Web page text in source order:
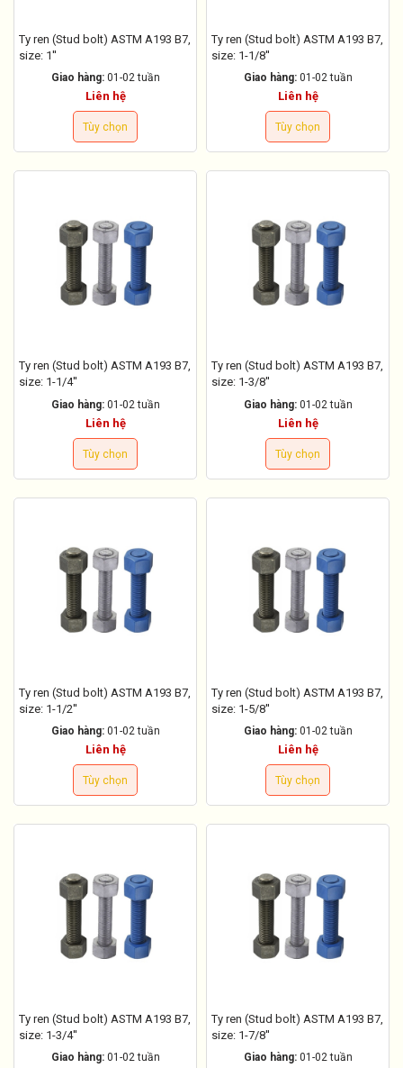
Ty ren (Stud bolt) ASTM A193 B7,
size: 1''
Giao hàng: 01-02 tuần
Liên hệ
Tùy chọn
Ty ren (Stud bolt) ASTM A193 B7,
size: 1-1/8''
Giao hàng: 01-02 tuần
Liên hệ
Tùy chọn
Ty ren (Stud bolt) ASTM A193 B7,
size: 1-1/4''
Giao hàng: 01-02 tuần
Liên hệ
Tùy chọn
Ty ren (Stud bolt) ASTM A193 B7,
size: 1-3/8''
Giao hàng: 01-02 tuần
Liên hệ
Tùy chọn
Ty ren (Stud bolt) ASTM A193 B7,
size: 1-1/2''
Giao hàng: 01-02 tuần
Liên hệ
Tùy chọn
Ty ren (Stud bolt) ASTM A193 B7,
size: 1-5/8''
Giao hàng: 01-02 tuần
Liên hệ
Tùy chọn
Ty ren (Stud bolt) ASTM A193 B7,
size: 1-3/4''
Giao hàng: 01-02 tuần
Ty ren (Stud bolt) ASTM A193 B7,
size: 1-7/8''
Giao hàng: 01-02 tuần